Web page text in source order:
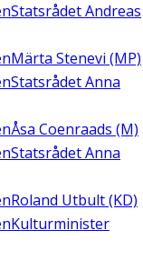
Statsrådet Andreas
Märta Stenevi (MP)
Statsrådet Anna
Åsa Coenraads (M)
Statsrådet Anna
Roland Utbult (KD)
Kulturminister